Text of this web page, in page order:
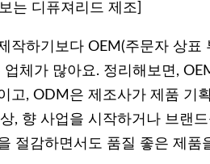
는 디퓨져리드 제조]
작하기보다 OEM(주문자 상
체가 많아요. 정리해보면,
고, ODM은 제조사가 제품 기
, 향 사업을 시작하거나 브랜
절감하면서도 품질 좋은 제품